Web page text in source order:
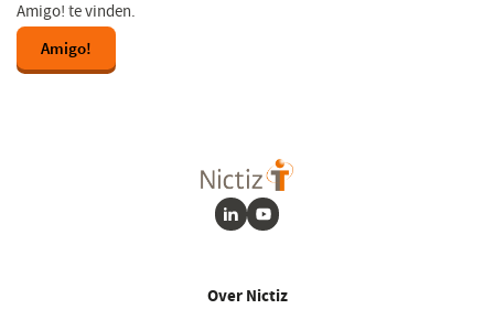
Amigo! te vinden.
Amigo!
in
LinkedInYoutube
Over Nictiz